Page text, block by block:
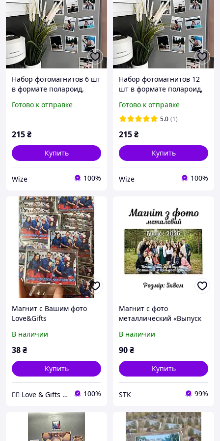
Набор фотомагнитов 6 шт
в формате полароид,
холодильник
Готово к отправке
215₴
Купить
Wize 100%
Набор фотомагнитов 12
шт в формате полароид,
холодильник
Готово к отправке
5.0 (1)
215₴
Купить
Wize 100%
Магнит с Вашим фото
Love&Gifts
В наличии
38₴
Купить
❤️‍🔥 Love & Gifts 🎁 100%
Магнит с фото
металлический «Выпуск
В наличии
90₴
Купить
STK 99%